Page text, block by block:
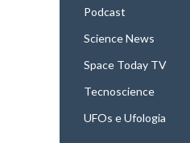
Podcast
Science News
Space Today TV
Tecnoscience
UFOs e Ufologia